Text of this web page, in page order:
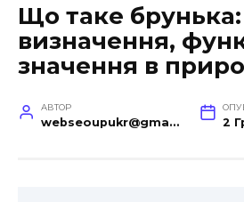
Що таке брунька:
визначення,
значення в
АВТОР
webseoupukr@gmail.com 2